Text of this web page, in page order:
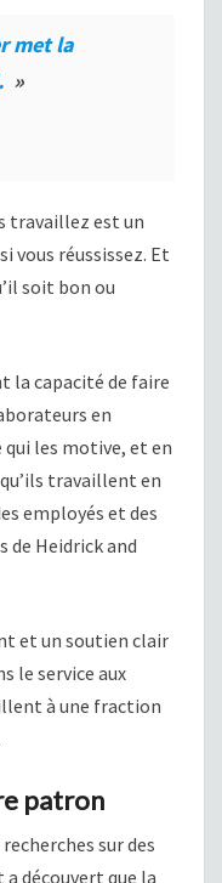
met la
»
travaillez est un
vous réussissez. Et
soit bon ou
la capacité de faire
en
les motive, et en
travaillent en
employés et des
de Heidrick and
et un soutien clair
le service aux
à une fraction
patron
sur des
découvert que la